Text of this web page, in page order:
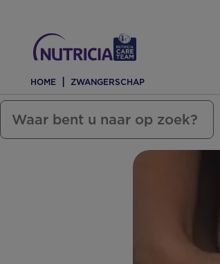
HOME ZWANGERSCHAP